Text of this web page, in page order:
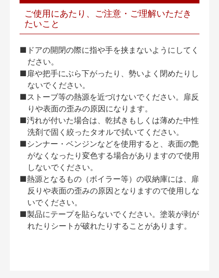
ご使用にあたり、ご注意・ご理解いただき
たいこと
■ドアの開閉の際に指や手を挟まないようにしてく
ださい。
■扉や把手にぶら下がったり、勢いよく閉めたりし
ないでください。
■ストーブ等の熱源を近づけないでください。扉反
りや表面の歪みの原因になります。
■汚れが付いた場合は、乾拭きもしくは薄めた中性
洗剤で固く絞ったタオルで拭いてください。
■シンナー・ベンジンなどを使用すると、表面の艶
がなくなったり変色する場合がありますので使用
しないでください。
■熱源となるもの（ボイラー等）の収納庫には、扉
反りや表面の歪みの原因となりますので使用しな
いでください。
■製品にテープを貼らないでください。塗装が剥が
れたりシートが破れたりすることがあります。